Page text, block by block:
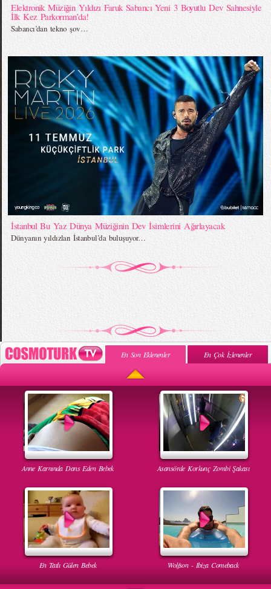
Elektronik Müziğin Yıldızı Faruk Sabancı Yeni 3 Boyutlu Dev Sahnesiyle
İlk Kez Parkorman’da!
Sabancı’dan tekno şov…
İstanbul Bu Yaz Dünya Müziğinin Dev İsimlerini Ağırlayacak
Dünyanın yıldızları İstanbul’da buluşuyor…
En Son Eklenenler En Çok İzlenenler
Anne Karnında Dans Eden Bebek Asansörde Korkunç Zombi Şakası
En Tatlı Gülen Bebek Wolfson - Ibiza Comeback